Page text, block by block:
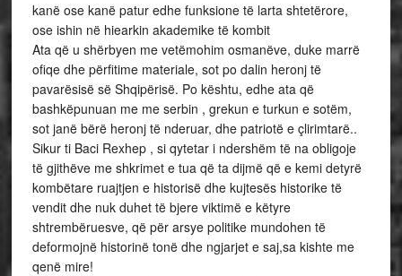
kanë ose kanë patur edhe funksione të larta shtetërore,
ose ishin në hiearkin akademike të kombit
Ata që u shërbyen me vetëmohim osmanëve, duke marrë
ofiqe dhe përfitime materiale, sot po dalin heronj të
pavarësisë së Shqipërisë. Po kështu, edhe ata që
bashkëpunuan me me serbin , grekun e turkun e sotëm,
sot janë bërë heronj të nderuar, dhe patriotë e çlirimtarë..
Sikur ti Baci Rexhep , si qytetar i ndershëm të na obligoje
të gjithëve me shkrimet e tua që ta dijmë që e kemi detyrë
kombëtare ruajtjen e historisë dhe kujtesës historike të
vendit dhe nuk duhet të bjere viktimë e këtyre
shtrembëruesve, që për arsye politike mundohen të
deformojnë historinë tonë dhe ngjarjet e saj,sa kishte me
qenë mire!